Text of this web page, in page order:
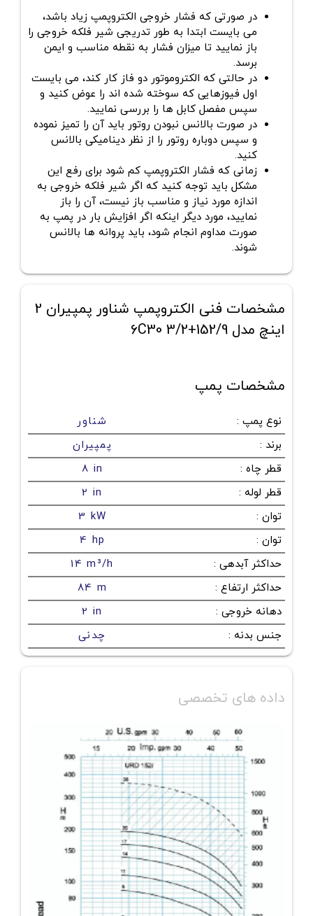
در صورتی که فشار خروجی الکتروپمپ زیاد باشد،
می بایست ابتدا به طور تدریجی شیر فلکه خروجی را
باز نمایید تا میزان فشار به نقطه مناسب و ایمن
برسد.
در حالتی که الکتروموتور دو فاز کار کند، می بایست
اول فیوزهایی که سوخته شده اند را عوض کنید و
سپس مفصل کابل ها را بررسی نمایید.
در صورت بالانس نبودن روتور باید آن را تمیز نموده
و سپس دوباره روتور را از نظر دینامیکی بالانس
کنید.
زمانی که فشار الکتروپمپ کم شود برای رفع این
مشکل باید توجه کنید که اگر شیر فلکه خروجی به
اندازه مورد نیاز و مناسب باز نیست، آن را باز
نمایید، مورد دیگر اینکه اگر افزایش بار در پمپ به
صورت مداوم انجام شود، باید پروانه ها بالانس
شوند.
مشخصات فنی الکتروپمپ شناور پمپیران 2
اینچ مدل 152/9+6C30 3/2
مشخصات پمپ
نوع پمپ :
شناور
برند :
پمپیران
قطر چاه :
8 in
قطر لوله :
2 in
توان :
3 kW
توان :
4 hp
حداکثر آبدهی :
14 m³/h
حداکثر ارتفاع :
84 m
دهانه خروجی :
2 in
جنس بدنه : چدنی
داده های تخصصی